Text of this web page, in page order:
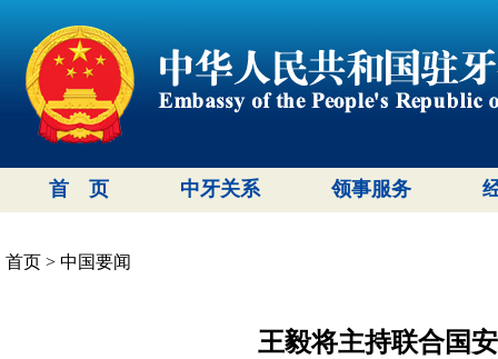
首 页 中牙关系 领事服务
首页 > 中国要闻
王毅将主持联合国